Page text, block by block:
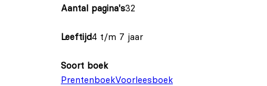
Aantal pagina's32
Leeftijd4 t/m 7 jaar
Soort boek
PrentenboekVoorleesboek